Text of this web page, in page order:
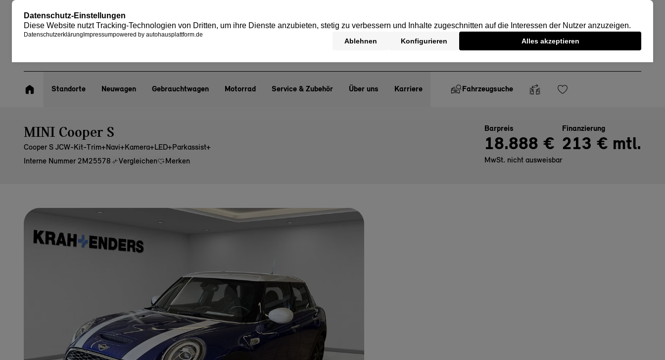
Standorte Neuwagen Gebrauchtwagen Motorrad Service & Zubehör Über uns Karriere Fahrzeugsuche
MINI Cooper S
Cooper S JCW-Kit-Trim+Navi+Kamera+LED+Parkassist+
Interne Nummer 2M25578
Vergleichen Merken
Barpreis
18.888 €
MwSt. nicht ausweisbar
Finanzierung
213 € mtl.